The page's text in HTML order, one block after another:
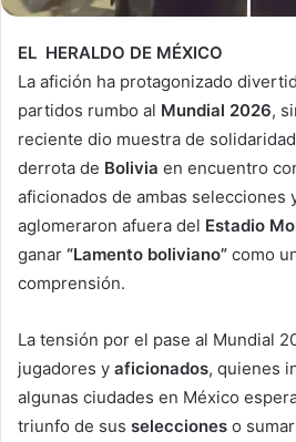
EL HERALDO DE MÉXICO
La afición ha protagonizado
partidos rumbo al Mundial 2026,
reciente dio muestra de
derrota de Bolivia en encuentro
aficionados de ambas selecciones
aglomeraron afuera del Estadio
ganar “Lamento boliviano” como
comprensión.
La tensión por el pase al Mundial
jugadores y aficionados, quienes
algunas ciudades en México
triunfo de sus selecciones o